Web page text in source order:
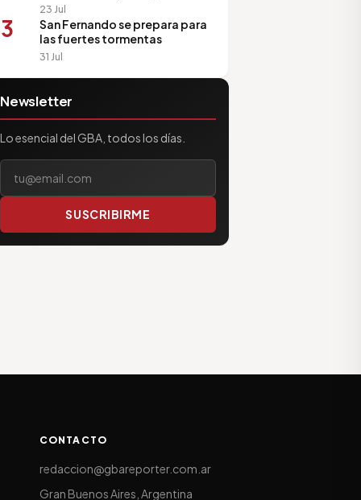
23 Jul
3
San Fernando se prepara para
las fuertes tormentas
31 Jul
Newsletter
Lo esencial del GBA, todos los días.
SUSCRIBIRME
CONTACTO
redaccion@gbareporter.com.ar
Gran Buenos Aires, Argentina